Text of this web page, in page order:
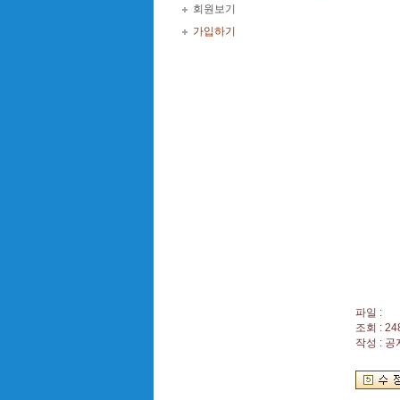
회원보기
가입하기
파일 :
조회 :
작성 : 공